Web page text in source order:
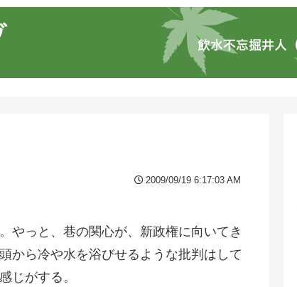
2009/09/19 6:17:03 AM
やっと、巷の関心が、新政権に向いてき
から冷や水を浴びせるような批判はして
じがする。